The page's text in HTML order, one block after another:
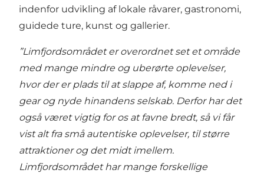
indenfor udvikling af lokale råvarer, gastronomi,
guidede ture, kunst og gallerier.
”Limfjordsområdet er overordnet set et område
med mange mindre og uberørte oplevelser,
hvor der er plads til at slappe af, komme ned i
gear og nyde hinandens selskab. Derfor har det
også været vigtig for os at favne bredt, så vi får
vist alt fra små autentiske oplevelser, til større
attraktioner og det midt imellem.
Limfjordsområdet har mange forskellige